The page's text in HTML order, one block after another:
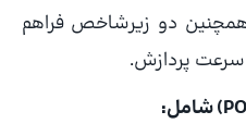
دو زیرشاخص فراهم
سرعت پردازش.